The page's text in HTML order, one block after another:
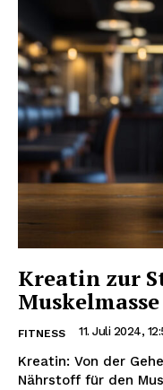
Kreatin zur
Muskelmasse
FITNESS 11. Juli 2024,
Kreatin: Von der
Nährstoff für den